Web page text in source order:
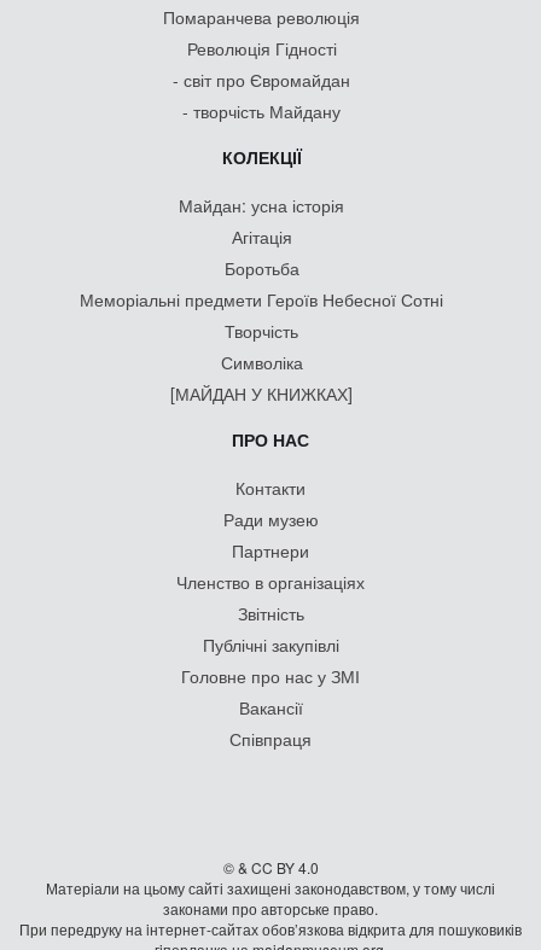
Помаранчева революція
Революція Гідності
- світ про Євромайдан
- творчість Майдану
КОЛЕКЦІЇ
Майдан: усна історія
Агітація
Боротьба
Меморіальні предмети Героїв Небесної Сотні
Творчість
Символіка
[МАЙДАН У КНИЖКАХ]
ПРО НАС
Контакти
Ради музею
Партнери
Членство в організаціях
Звітність
Публічні закупівлі
Головне про нас у ЗМІ
Вакансії
Співпраця
© & CC BY 4.0
Матеріали на цьому сайті захищені законодавством, у тому числі
законами про авторське право.
При передруку на iнтернет-сайтах обов’язкова відкрита для пошуковиків